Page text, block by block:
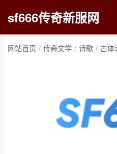
sf666传奇新服网
网站首页 / 传奇文学 / 诗歌 / 古体